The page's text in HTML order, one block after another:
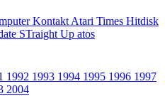
Kontakt Atari Times Hitdisk
STraight Up atos
1992 1993 1994 1995 1996 1997
2004